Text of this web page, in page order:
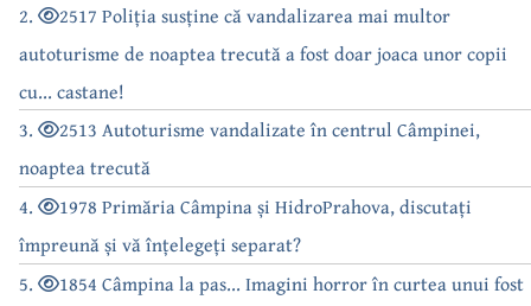
2.
2517 Poliția susține că vandalizarea mai multor
autoturisme de noaptea trecută a fost doar joaca unor copii
cu... castane!
3.
2513 Autoturisme vandalizate în centrul Câmpinei,
noaptea trecută
4.
1978 Primăria Câmpina și HidroPrahova, discutați
împreună și vă înțelegeți separat?
5.
1854 Câmpina la pas... Imagini horror în curtea unui fost